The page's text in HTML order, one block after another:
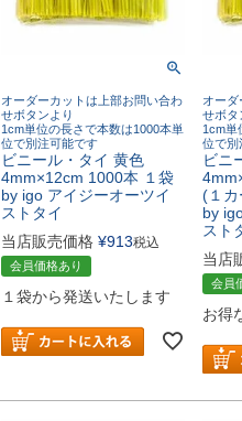
オーダーカットは上部お問い合わ
せボタンより
1cm単位の長さで本数は1000本単
位で別注可能です
ビニール・タイ 黄色
4mm×12cm 1000本 １袋
by igo アイジーオーツイ
ストタイ
当店販売価格 ¥913税込
会員価格あり
１袋から発送いたします
オー
せボタ
1cm単
位で別
ビニ
(１カ
by
スト
当店
会員
お得